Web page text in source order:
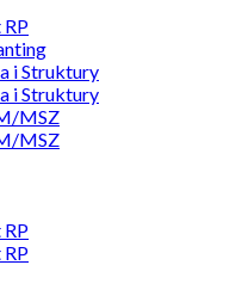
RP
i Struktury
i Struktury
MSZ
MSZ
RP
RP